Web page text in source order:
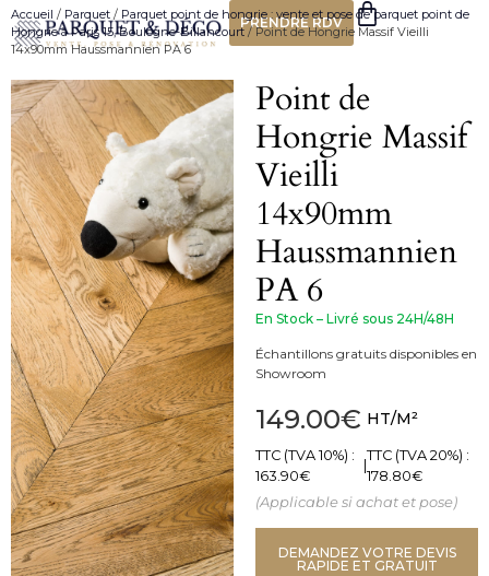
PRENDRE RDV
Accueil / Parquet / Parquet point de hongrie : vente et pose de parquet point de
Hongrie à Paris 15, Boulogne-Billancourt / Point de Hongrie Massif Vieilli
14x90mm Haussmannien PA 6
Point de
Hongrie Massif
Vieilli
14x90mm
Haussmannien
PA 6
En Stock – Livré sous 24H/48H
Échantillons gratuits disponibles en
Showroom
149.00€ HT/M²
TTC (TVA 10%) :
163.90€
TTC (TVA 20%) :
178.80€
(Applicable si achat et pose)
DEMANDEZ VOTRE DEVIS
RAPIDE ET GRATUIT